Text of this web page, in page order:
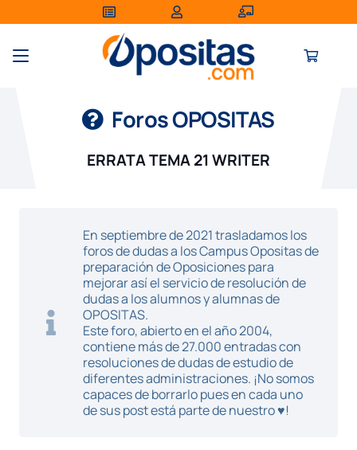
Foros OPOSITAS
ERRATA TEMA 21 WRITER
En septiembre de 2021 trasladamos los
foros de dudas a los Campus Opositas de
preparación de Oposiciones para
mejorar así el servicio de resolución de
dudas a los alumnos y alumnas de
OPOSITAS.
Este foro, abierto en el año 2004,
contiene más de 27.000 entradas con
resoluciones de dudas de estudio de
diferentes administraciones. ¡No somos
capaces de borrarlo pues en cada uno
de sus post está parte de nuestro ♥!